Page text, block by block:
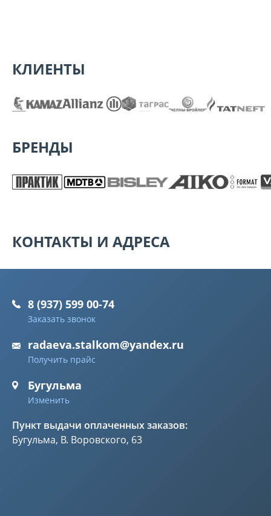
КЛИЕНТЫ
БРЕНДЫ
КОНТАКТЫ И АДРЕСА
8 (937) 599 00-74
Заказать звонок
radaeva.stalkom@yandex.ru
Получить прайс
Бугульма
Изменить
Пункт выдачи оплаченных заказов:
Бугульма, В. Воровского, 63